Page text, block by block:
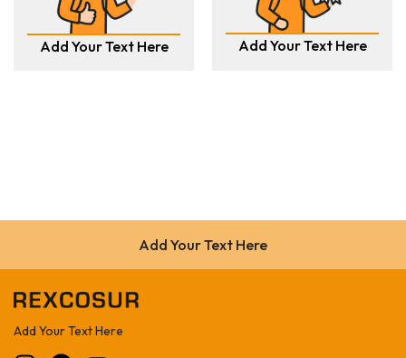
Add Your Text Here Add Your Text Here
Add Your Text Here
Add Your Text Here